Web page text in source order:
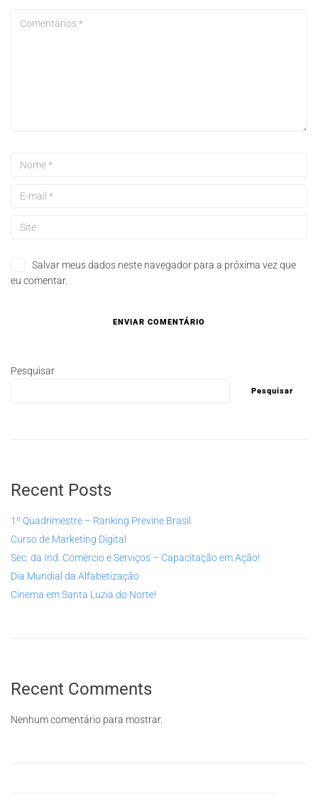
Salvar meus dados neste navegador para a próxima vez que
eu comentar.
Pesquisar
Pesquisar
Recent Posts
1º Quadrimestre – Ranking Previne Brasil
Curso de Marketing Digital
Sec. da Ind. Comércio e Serviços – Capacitação em Ação!
Dia Mundial da Alfabetização
Cinema em Santa Luzia do Norte!
Recent Comments
Nenhum comentário para mostrar.